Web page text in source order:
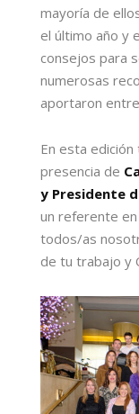
mayoría de
el último año y
consejos para
numerosas
aportaron
En esta
presencia de
y Presidente
un referente
todos/as
de tu trabajo y